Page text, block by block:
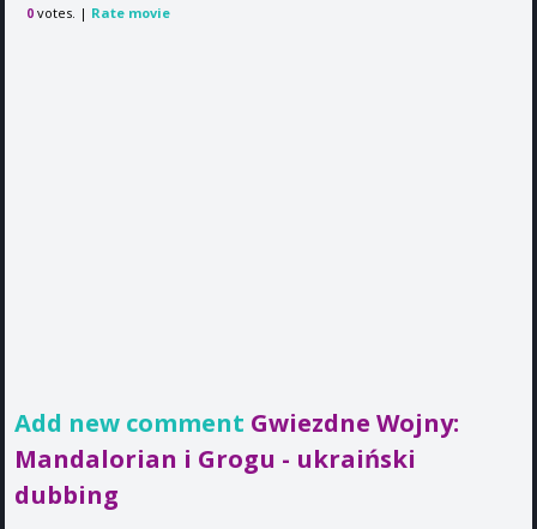
0 votes. | Rate movie
Add new comment Gwiezdne Wojny:
Mandalorian i Grogu - ukraiński
dubbing